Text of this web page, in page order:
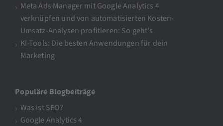
Meta Ads Manager mit Google Analytics 4
verknüpfen und von automatisierten Kosten-
Umsatz-Analysen profitieren: So geht’s
KI-Tools: Die besten Anwendungen für dein
Marketing
Populäre Blogbeiträge
Was ist SEO?
Google Analytics 4